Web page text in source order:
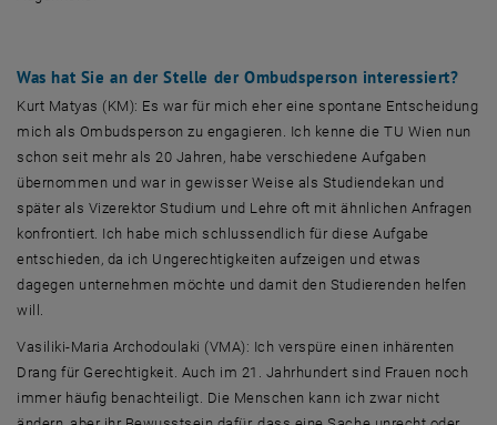
Was hat Sie an der Stelle der Ombudsperson interessiert?
Kurt Matyas (KM): Es war für mich eher eine spontane Entscheidung
mich als Ombudsperson zu engagieren. Ich kenne die TU Wien nun
schon seit mehr als 20 Jahren, habe verschiedene Aufgaben
übernommen und war in gewisser Weise als Studiendekan und
später als Vizerektor Studium und Lehre oft mit ähnlichen Anfragen
konfrontiert. Ich habe mich schlussendlich für diese Aufgabe
entschieden, da ich Ungerechtigkeiten aufzeigen und etwas
dagegen unternehmen möchte und damit den Studierenden helfen
will.
Vasiliki-Maria Archodoulaki (VMA): Ich verspüre einen inhärenten
Drang für Gerechtigkeit. Auch im 21. Jahrhundert sind Frauen noch
immer häufig benachteiligt. Die Menschen kann ich zwar nicht